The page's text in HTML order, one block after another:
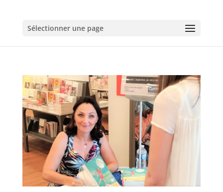
Sélectionner une page